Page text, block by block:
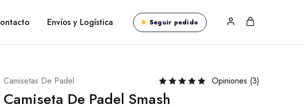
Envíos y Logística Seguir pedido
Camisetas De Padel Opiniones (3)
Camiseta De Padel Smash